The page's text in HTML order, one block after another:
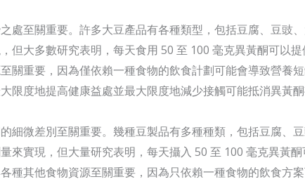
處至關重要。許多大豆產品有各種類型，包括豆腐、豆豉
但大多數研究表明，每天食用 50 至 100 毫克異黃酮可以
關重要，因為僅依賴一種食物的飲食計劃可能會導致營養
度地提高健康益處並最大限度地減少接觸可能抵消異黃酮
細微差別至關重要。幾種豆製品有多種種類，包括豆腐、
來實現，但大量研究表明，每天攝入 50 至 100 毫克異黃
種其他食物資源至關重要，因為只依賴一種食物的飲食方